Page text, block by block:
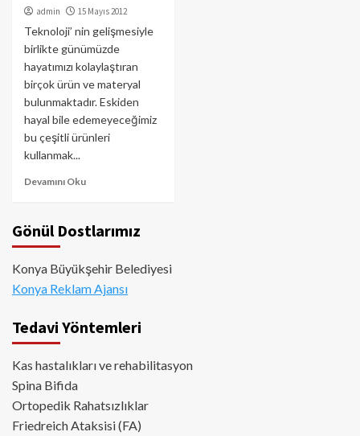
admin 15 Mayıs 2012
Teknoloji’ nin gelişmesiyle
birlikte günümüzde
hayatımızı kolaylaştıran
birçok ürün ve materyal
bulunmaktadır. Eskiden
hayal bile edemeyeceğimiz
bu çeşitli ürünleri
kullanmak...
Devamını Oku
Gönül Dostlarımız
Konya Büyükşehir Belediyesi
Konya Reklam Ajansı
Tedavi Yöntemleri
Kas hastalıkları ve rehabilitasyon
Spina Bifida
Ortopedik Rahatsızlıklar
Friedreich Ataksisi (FA)